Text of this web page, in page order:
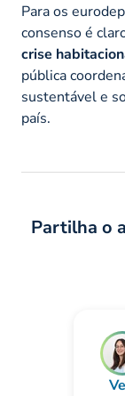
Para os
consenso é
crise
pública
sustentável e
país.
Partilha o